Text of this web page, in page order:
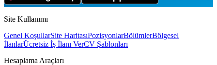
Site Kullanımı
Genel KoşullarSite HaritasıPozisyonlarBölümlerBölgesel
İlanlarÜcretsiz İş İlanı VerCV Şablonları
Hesaplama Araçları